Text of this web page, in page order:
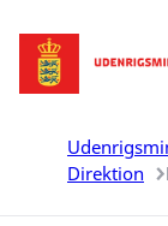
Gå til forsiden
Direktion